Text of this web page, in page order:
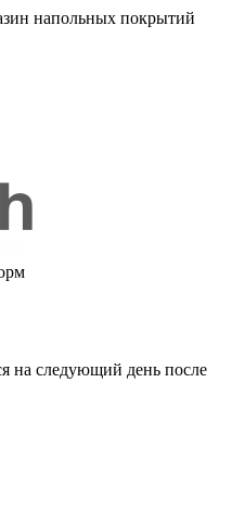
напольных покрытий
на следующий день после